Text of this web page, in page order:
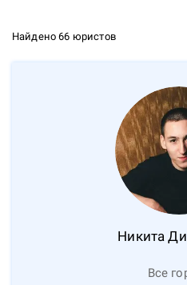
Найдено 66 юристов
Никита
Все